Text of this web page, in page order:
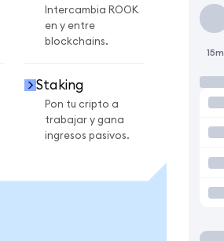
Intercambia ROOK
en y entre
blockchains.
Staking
Pon tu cripto a
trabajar y gana
ingresos pasivos.
15m